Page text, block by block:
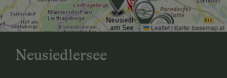
Nationalpark
Naturpark
Radwege
Leaflet | Karte:basemap.at
Neusiedlersee